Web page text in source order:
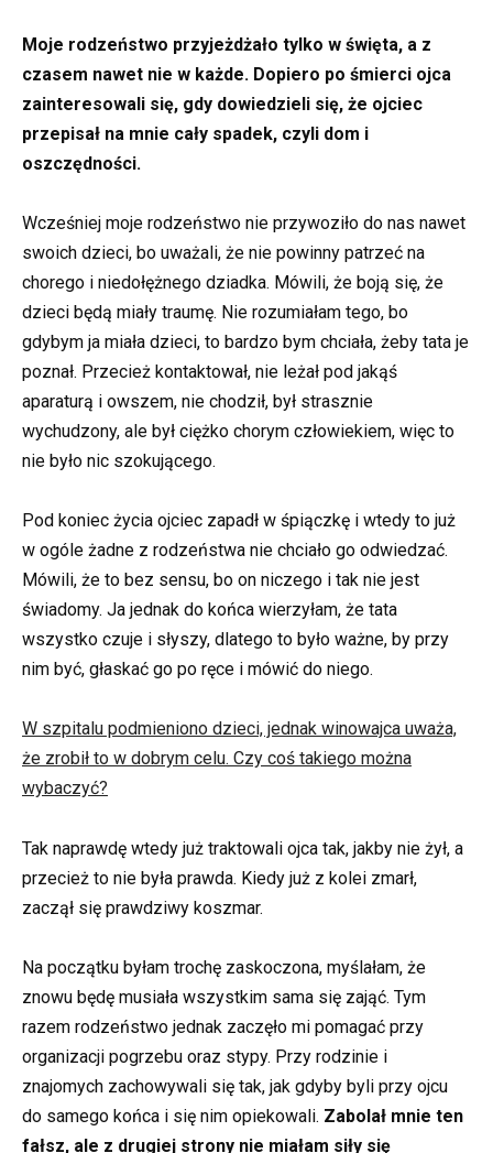
Moje rodzeństwo przyjeżdżało tylko w święta, a z
czasem nawet nie w każde. Dopiero po śmierci ojca
zainteresowali się, gdy dowiedzieli się, że ojciec
przepisał na mnie cały spadek, czyli dom i
oszczędności.
Wcześniej moje rodzeństwo nie przywoziło do nas nawet
swoich dzieci, bo uważali, że nie powinny patrzeć na
chorego i niedołężnego dziadka. Mówili, że boją się, że
dzieci będą miały traumę. Nie rozumiałam tego, bo
gdybym ja miała dzieci, to bardzo bym chciała, żeby tata je
poznał. Przecież kontaktował, nie leżał pod jakąś
aparaturą i owszem, nie chodził, był strasznie
wychudzony, ale był ciężko chorym człowiekiem, więc to
nie było nic szokującego.
Pod koniec życia ojciec zapadł w śpiączkę i wtedy to już
w ogóle żadne z rodzeństwa nie chciało go odwiedzać.
Mówili, że to bez sensu, bo on niczego i tak nie jest
świadomy. Ja jednak do końca wierzyłam, że tata
wszystko czuje i słyszy, dlatego to było ważne, by przy
nim być, głaskać go po ręce i mówić do niego.
W szpitalu podmieniono dzieci, jednak winowajca uważa,
że zrobił to w dobrym celu. Czy coś takiego można
wybaczyć?
Tak naprawdę wtedy już traktowali ojca tak, jakby nie żył, a
przecież to nie była prawda. Kiedy już z kolei zmarł,
zaczął się prawdziwy koszmar.
Na początku byłam trochę zaskoczona, myślałam, że
znowu będę musiała wszystkim sama się zająć. Tym
razem rodzeństwo jednak zaczęło mi pomagać przy
organizacji pogrzebu oraz stypy. Przy rodzinie i
znajomych zachowywali się tak, jak gdyby byli przy ojcu
do samego końca i się nim opiekowali. Zabolał mnie ten
fałsz, ale z drugiej strony nie miałam siły się